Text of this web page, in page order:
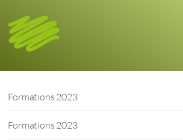
Formations 2023
Formations 2023